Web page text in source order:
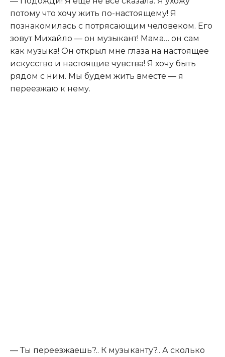
потому что хочу жить по-настоящему! Я
познакомилась с потрясающим человеком. Его
зовут Михайло — он музыкант! Мама… он сам
как музыка! Он открыл мне глаза на настоящее
искусство и настоящие чувства! Я хочу быть
рядом с ним. Мы будем жить вместе — я
переезжаю к нему.
— Ты переезжаешь?.. К музыканту?.. А сколько